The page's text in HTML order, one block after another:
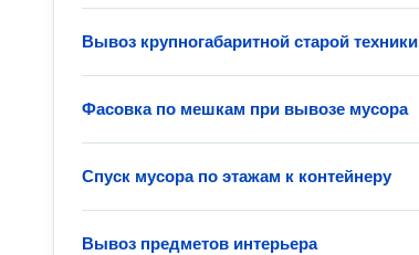
Вывоз крупногабаритной старой техники
Фасовка по мешкам при вывозе мусора
Спуск мусора по этажам к контейнеру
Вывоз предметов интерьера